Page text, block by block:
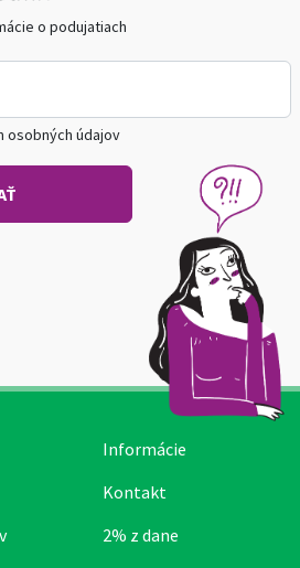
o podujatiach
osobných údajov
Informácie
Kontakt
2% z dane